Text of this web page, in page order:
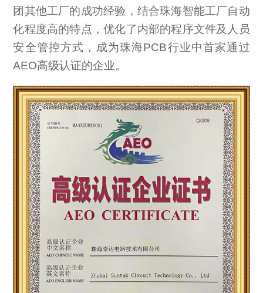
团其他工厂的成功经验，结合珠海智能工厂自动
化程度高的特点，优化了内部的程序文件及人员
安全管控方式，成为珠海PCB行业中首家通过
AEO高级认证的企业。